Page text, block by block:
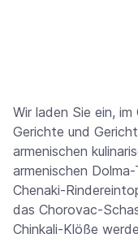
Wir laden Sie ein,
Gerichte und
armenischen
armenischen
Chenaki-
das Chorovac-
Chinkali-Klöße